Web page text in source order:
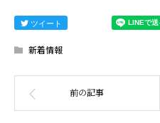
ツイート
新着情報